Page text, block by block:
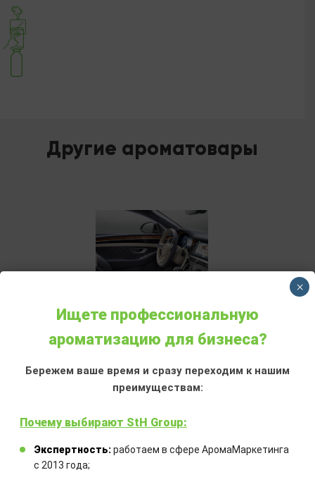
Другие ароматовары
АРОМАДИФФУЗОР НОВОЕ
100 мл
рояльного лака, немного
присутствует аромат кожи.
Аромадиффузор:
с французской
Ищете профессиональную
ароматизацию для бизнеса?
Бережем ваше время и сразу переходим к нашим
преимуществам:
Почему выбирают StH Group:
Экспертность:работаем в сфере АромаМаркетинга
с 2013 года;
×